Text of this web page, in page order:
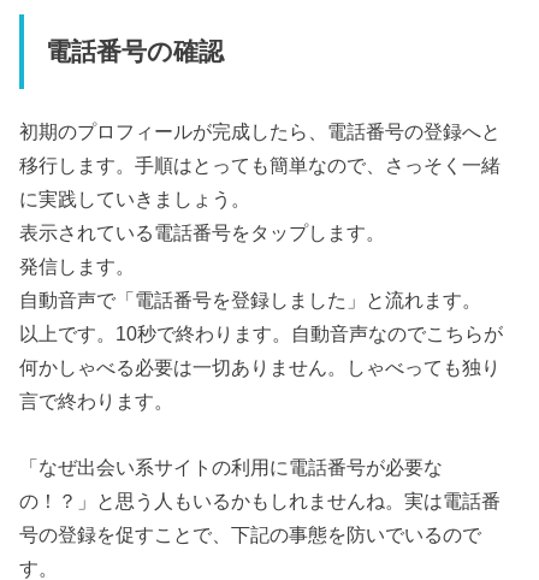
電話番号の確認
初期のプロフィールが完成したら、電話番号の登録へと
移行します。手順はとっても簡単なので、さっそく一緒
に実践していきましょう。
表示されている電話番号をタップします。
発信します。
自動音声で「電話番号を登録しました」と流れます。
以上です。10秒で終わります。自動音声なのでこちらが
何かしゃべる必要は一切ありません。しゃべっても独り
言で終わります。
「なぜ出会い系サイトの利用に電話番号が必要な
の！？」と思う人もいるかもしれませんね。実は電話番
号の登録を促すことで、下記の事態を防いでいるので
す。